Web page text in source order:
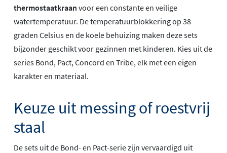
thermostaatkraan voor een constante en veilige
watertemperatuur. De temperatuurblokkering op 38
graden Celsius en de koele behuizing maken deze sets
bijzonder geschikt voor gezinnen met kinderen. Kies uit de
series Bond, Pact, Concord en Tribe, elk met een eigen
karakter en materiaal.
Keuze uit messing of roestvrij
staal
De sets uit de Bond- en Pact-serie zijn vervaardigd uit